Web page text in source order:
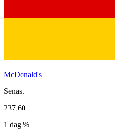
McDonald's
Senast
237,60
1 dag %